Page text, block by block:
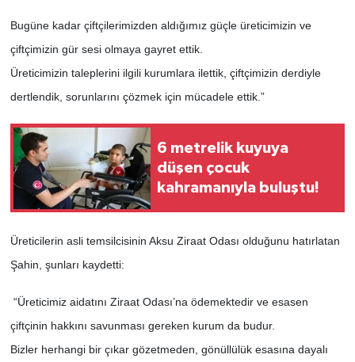
Bugüne kadar çiftçilerimizden aldığımız güçle üreticimizin ve
çiftçimizin gür sesi olmaya gayret ettik.
Üreticimizin taleplerini ilgili kurumlara ilettik, çiftçimizin derdiyle
dertlendik, sorunlarını çözmek için mücadele ettik.”
6 metrelik kuyuya
düşen çocuk
kahramanıyla buluştu!
Üreticilerin asli temsilcisinin Aksu Ziraat Odası olduğunu hatırlatan
Şahin, şunları kaydetti:
“Üreticimiz aidatını Ziraat Odası’na ödemektedir ve esasen
çiftçinin hakkını savunması gereken kurum da budur.
Bizler herhangi bir çıkar gözetmeden, gönüllülük esasına dayalı